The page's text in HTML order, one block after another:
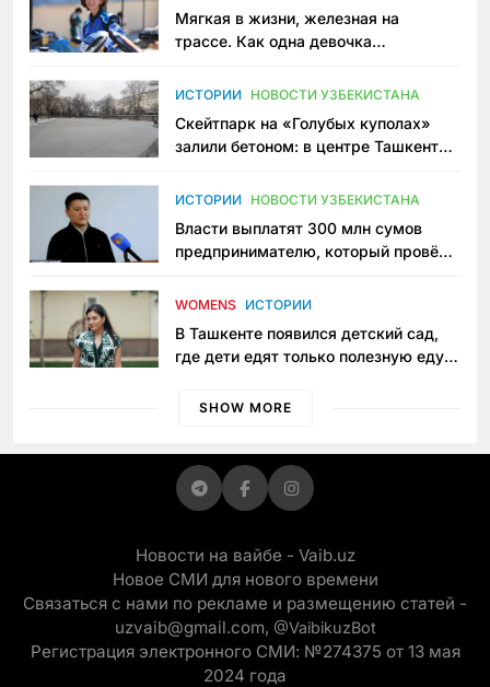
Мягкая в жизни, железная на
трассе. Как одна девочка
Узбекистане
ИСТОРИИ НОВОСТИ УЗБЕКИСТАНА
Скейтпарк на «Голубых куполах»
залили бетоном: в центре Ташкента
пространство
ИСТОРИИ НОВОСТИ УЗБЕКИСТАНА
Власти выплатят 300 млн сумов
предпринимателю, который провёл
приговору
WOMENS ИСТОРИИ
В Ташкенте появился детский сад,
где дети едят только полезную еду.
просить «кашу без сахара»
SHOW MORE
Новости на вайбе - Vaib.uz
Новое СМИ для нового времени
Связаться с нами по рекламе и размещению статей -
uzvaib@gmail.com, @VaibikuzBot
Регистрация электронного СМИ: №274375 от 13 мая
2024 года